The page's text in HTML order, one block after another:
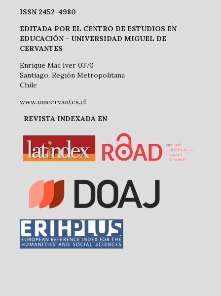
ISSN 2452-4980
EDITADA POR EL CENTRO DE ESTUDIOS EN
EDUCACIÓN - UNIVERSIDAD MIGUEL DE
CERVANTES
Enrique Mac Iver 0370
Santiago, Región Metropolitana
Chile
www.umcervantes.cl
REVISTA INDEXADA EN